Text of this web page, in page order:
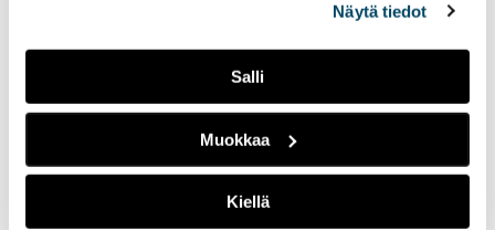
Näytä tiedot
Salli
Muokkaa
Kiellä
useiden vuosien
valmistelun
26.03.2026
Asevelvollisuusjärjestelmän
uudistaminen jakaa
mielipiteitä niin puolueiden
kuin kansalaistenkin